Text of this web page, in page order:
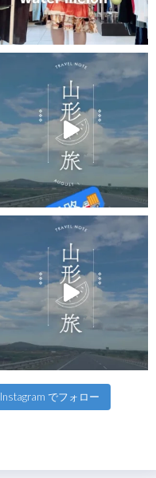
Instagram でフォロー